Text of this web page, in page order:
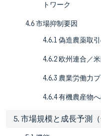
トワーク
4.6 市場抑制要因
4.6.1 偽造農薬取
4.6.2 欧州連合／
4.6.3 農業労働力
4.6.4 有機農産物
5. 市場規模と成長予測